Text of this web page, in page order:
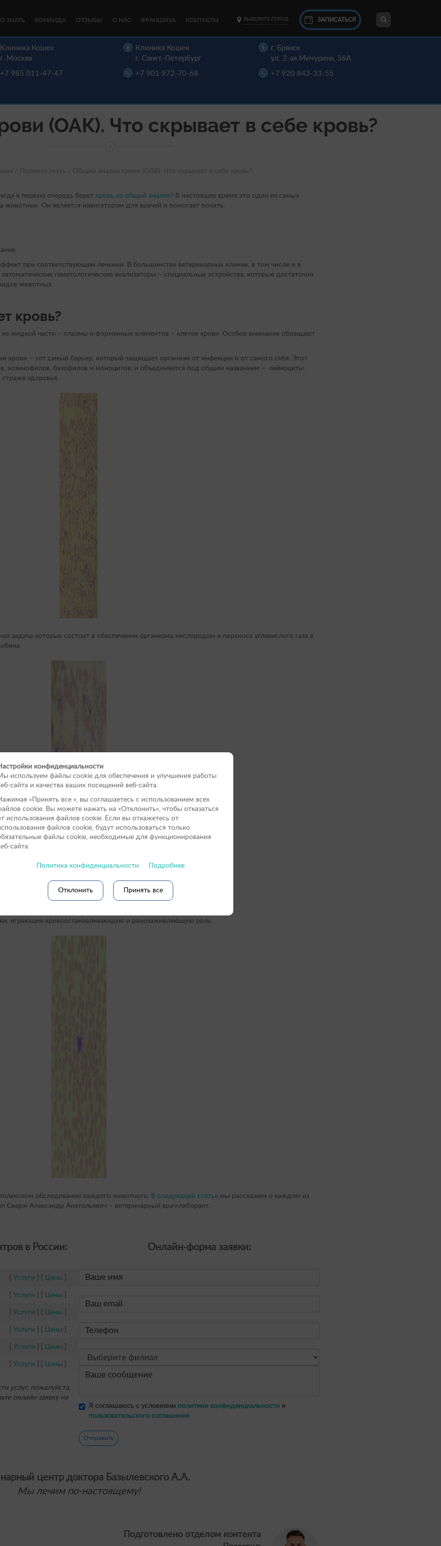
ЗНАТЬ КОМАНДА ОТЗЫВЫ О НАС ФРАНШИЗА КОНТАКТЫ ВЫБЕРИТЕ ГОРОД ЗАПИСАТЬСЯ
Клиника Кошек
г. Москва
+7 985 011-47-47
Клиника Кошек
г. Санкт-Петербург
+7 901 972-70-68
г. Брянск
ул. 2-ая Мичурина, 36А
+7 920 843-33-55
(ОАК). Что скрывает в себе кровь?
/ Полезно знать / Общий анализ крови (ОАК). Что скрывает в себе кровь?
в первую очередь берет кровь на общий анализ? В настоящее время это один из самых
животных. Он является навигатором для врачей и помогает понять:
при соответствующем лечении. В большинстве ветеринарных клиник, в том числе и в
автоматические гематологические анализаторы – специальные устройства, которые достаточно
животных.
кровь?
из жидкой части – плазмы и форменных элементов – клеток крови. Особое внимание обращают
крови – тот самый барьер, который защищает организм от инфекции и от самого себя. Этот
эозинофилов, базофилов и моноцитов, и объединяется под общим названием — лейкоциты.
здоровья.
задача которых состоит в обеспечении организма кислородом и переноса углекислого газа в
играющие кровоостанавливающую и ранозаживляющую роль.
обследовании каждого животного. В следующий статье мы расскажем о каждом из
Сверж Александр Анатольевич – ветеринарный врач-лаборант.
в России:
Услуги Цены
Услуги Цены
Услуги Цены
Услуги Цены
Услуги Цены
Услуги Цены
услуг, пожалуйста,
онлайн-заявку на
Онлайн-форма заявки:
Я соглашаюсь с условиями политики конфиденциальностии
пользовательского соглашения
Отправить
центр доктора Базылевского А.А.
Мы лечим по-настоящему!
Подготовлено отделом контента
конфиденциальности
используем файлы cookie для обеспечения и улучшения работы
сайта и качества ваших посещений веб-сайта.
«Принять вce », вы соглашаетесь с использованием всех
cookie. Вы можете нажать на «Отклонить», чтобы отказаться
использования файлов сookie. Если вы откажетесь от
файлов cookie, будут использоваться только
файлы cookie, необходимые для функционирования
сайта.
Политика конфиденциальности Подробнее
Отклонить Принять все